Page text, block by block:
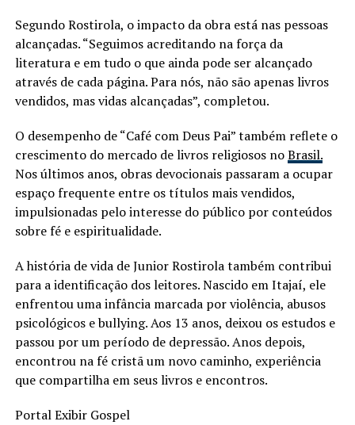
Segundo Rostirola, o impacto da obra está nas pessoas
alcançadas. “Seguimos acreditando na força da
literatura e em tudo o que ainda pode ser alcançado
através de cada página. Para nós, não são apenas livros
vendidos, mas vidas alcançadas”, completou.
O desempenho de “Café com Deus Pai” também reflete o
crescimento do mercado de livros religiosos noBrasil.
Nos últimos anos, obras devocionais passaram a ocupar
espaço frequente entre os títulos mais vendidos,
impulsionadas pelo interesse do público por conteúdos
sobre fé e espiritualidade.
A história de vida de Junior Rostirola também contribui
para a identificação dos leitores. Nascido em Itajaí, ele
enfrentou uma infância marcada por violência, abusos
psicológicos e bullying. Aos 13 anos, deixou os estudos e
passou por um período de depressão. Anos depois,
encontrou na fé cristã um novo caminho, experiência
que compartilha em seus livros e encontros.
Portal Exibir Gospel